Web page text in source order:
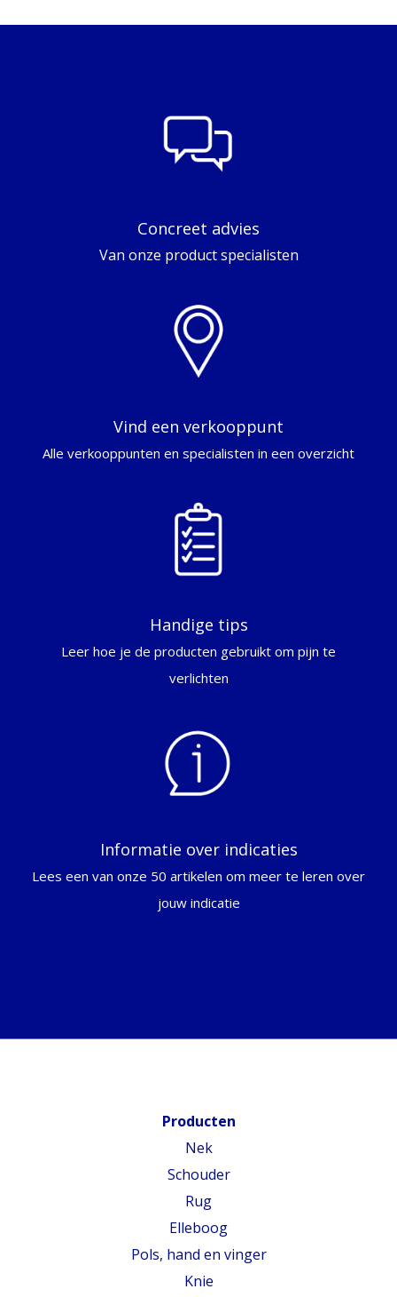
Concreet advies
Van onze product specialisten
Vind een verkooppunt
Alle verkooppunten en specialisten in een overzicht
Handige tips
Leer hoe je de producten gebruikt om pijn te
verlichten
Informatie over indicaties
Lees een van onze 50 artikelen om meer te leren over
jouw indicatie
Producten
Nek
Schouder
Rug
Elleboog
Pols, hand en vinger
Knie